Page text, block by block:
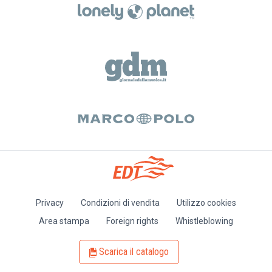
Privacy Condizioni di vendita
Utilizzo cookies
Area stampa
Foreign rights Whistleblowing
Scarica il catalogo